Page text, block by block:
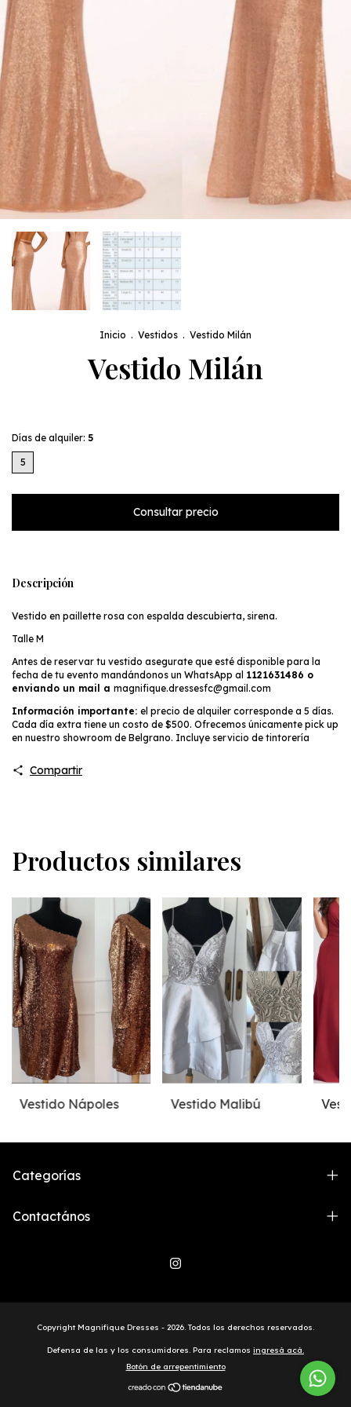
Inicio . Vestidos . Vestido Milán
Vestido Milán
Días de alquiler: 5
5
Descripción
Vestido en paillette rosa con espalda descubierta, sirena.
Talle M
Antes de reservar tu vestido asegurate que esté disponible para la
fecha de tu evento mandándonos un WhatsApp al 1121631486 o
enviando un mail a magnifique.dressesfc@gmail.com
Información importante: el precio de alquiler corresponde a 5 días.
Cada día extra tiene un costo de $500. Ofrecemos únicamente pick up
en nuestro showroom de Belgrano. Incluye servicio de tintorería
Compartir
Productos similares
Vestido Nápoles Vestido Malibú
Categorías
Contactános
Copyright Magnifique Dresses - 2026. Todos los derechos reservados.
Defensa de las y los consumidores. Para reclamos ingresá acá.
Botón de arrepentimiento